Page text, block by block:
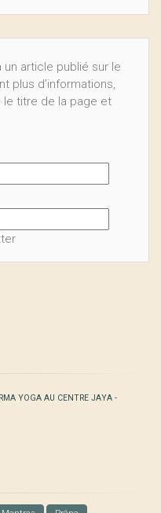
article publié sur le
plus d’informations,
le titre de la page et
YOGA AU CENTRE JAYA -